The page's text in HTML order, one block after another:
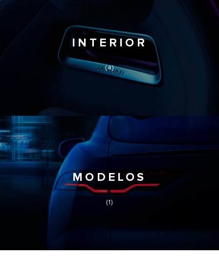
INTERIOR
(4)
MODELOS
(1)